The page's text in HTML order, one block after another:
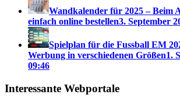
Wandkalender für 2025 – Beim
einfach online bestellen3. September
Spielplan für die Fussball EM
Werbung in verschiedenen Größen1.
09:46
Interessante Webportale